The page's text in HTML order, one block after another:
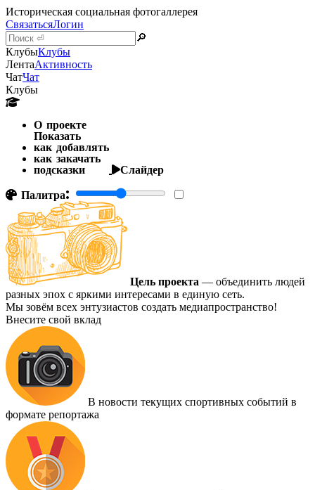
Историческая социальная фотогаллерея
СвязатьсяЛогин
🔎
КлубыКлубы
ЛентаАктивность
ЧатЧат
Клубы
О проекте
Показать
как добавлять
как закачать
подсказки
Слайдер
Палитра:
Цель проекта — объединить людей
разных эпох с яркими интересами в единую сеть.
Мы зовём всех энтузиастов создать медиапространство!
Внесите свой вклад
В новости текущих спортивных событий в
формате репортажа